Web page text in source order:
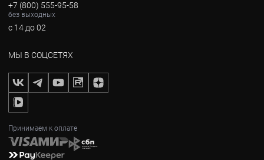
+7 (800) 555-95-58
без выходных
с 14 до 02
МЫ В СОЦСЕТЯХ
Принимаем к оплате